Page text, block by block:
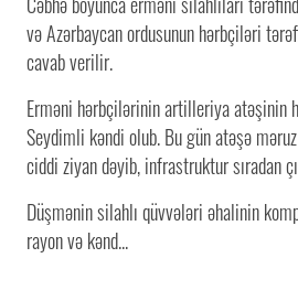
və Azərbaycan ordusunun hərbçiləri
cavab verilir.
Erməni hərbçilərinin artilleriya atəşinin
Seydimli kəndi olub. Bu gün atəşə
ciddi ziyan dəyib, infrastruktur sıradan
Düşmənin silahlı qüvvələri əhalinin
rayon və kənd...